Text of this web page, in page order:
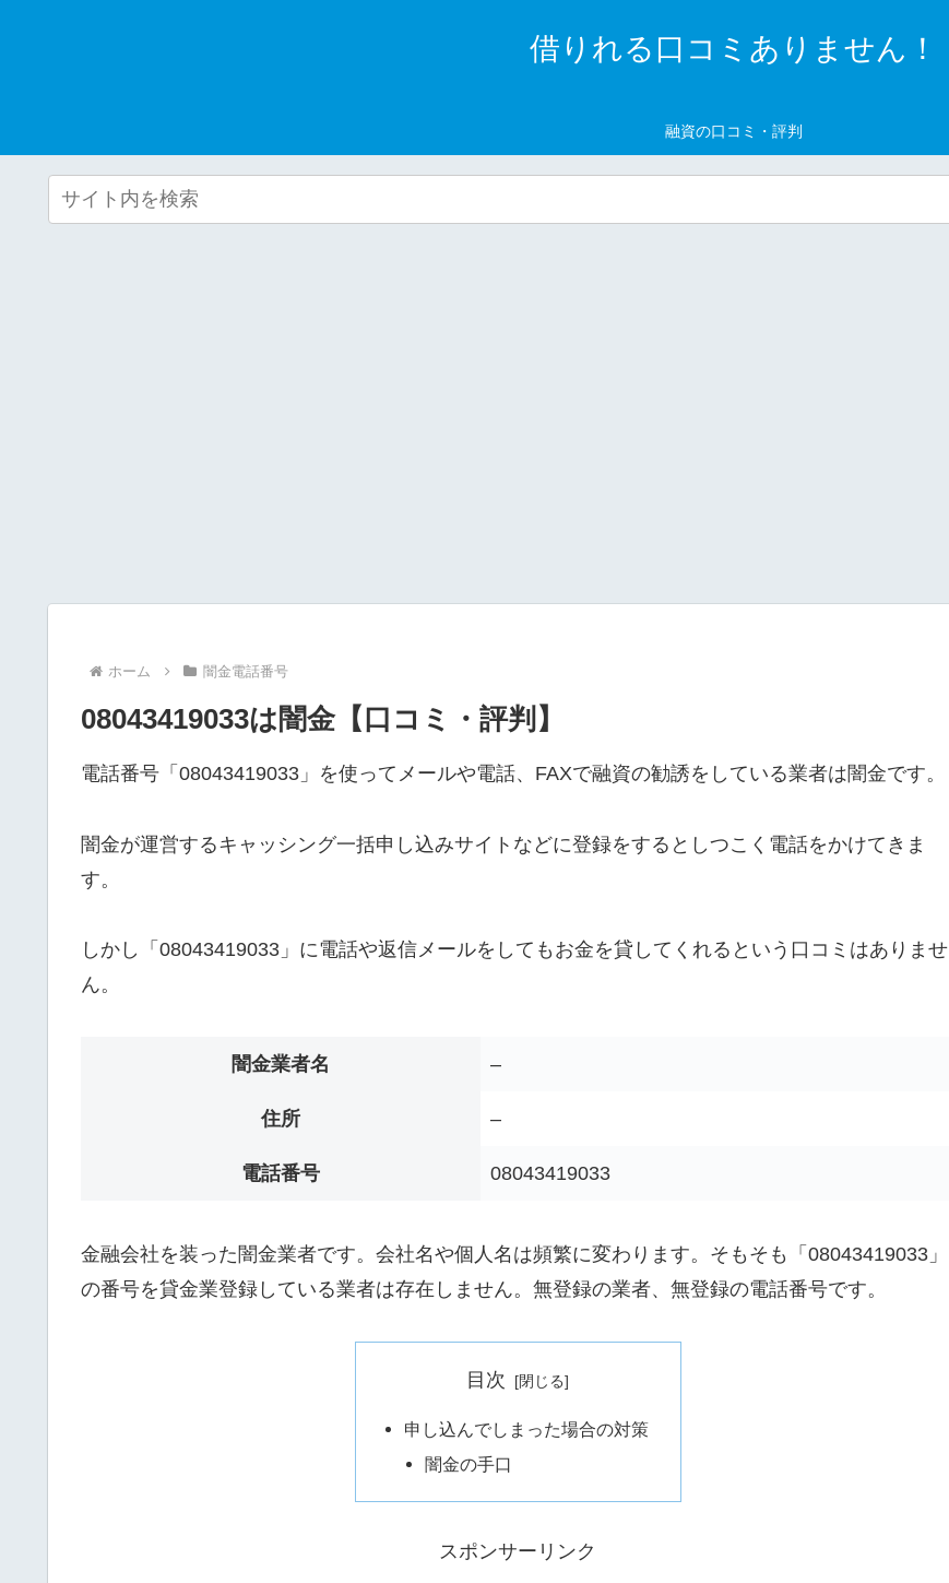
借りれる口コミありません！
融資の口コミ・評判
ホーム 闇金電話番号
08043419033は闇金【口コミ・評判】
電話番号「08043419033」を使ってメールや電話、FAXで融資の勧誘をしている業者は闇金です。
闇金が運営するキャッシング一括申し込みサイトなどに登録をするとしつこく電話をかけてきま
す。
しかし「08043419033」に電話や返信メールをしてもお金を貸してくれるという口コミはありませ
ん。
闇金業者名 –
住所 –
電話番号 08043419033
金融会社を装った闇金業者です。会社名や個人名は頻繁に変わります。そもそも「08043419033」
の番号を貸金業登録している業者は存在しません。無登録の業者、無登録の電話番号です。
目次
申し込んでしまった場合の対策
闇金の手口
スポンサーリンク